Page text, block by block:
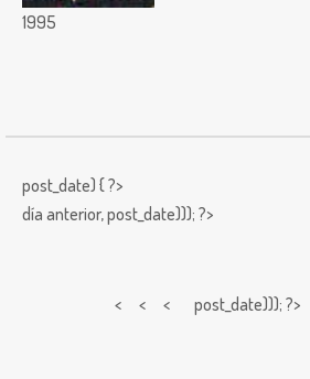
1995
post_date) { ?>
día anterior,post_date))); ?>
< < < post_date)));